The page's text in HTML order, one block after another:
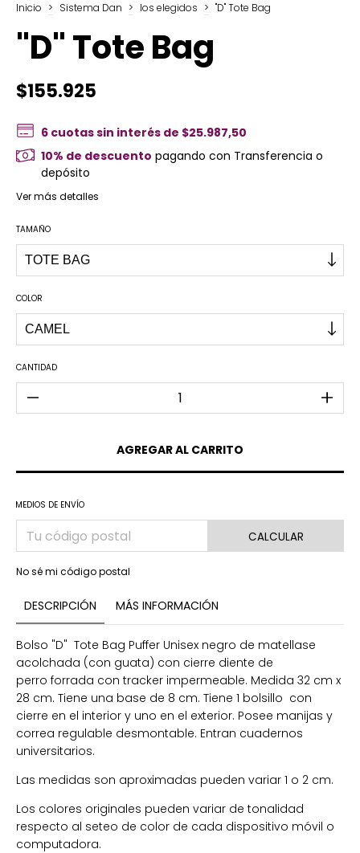
Inicio > Sistema Dan > los elegidos > "D" Tote Bag
"D" Tote Bag
$155.925
6 cuotas sin interés de $25.987,50
10% de descuento pagando con Transferencia o
depósito
Ver más detalles
TAMAÑO
COLOR
CANTIDAD
MEDIOS DE ENVÍO
CALCULAR
No sé mi código postal
DESCRIPCIÓN MÁS INFORMACIÓN
Bolso "D" Tote Bag Puffer Unisex negro de matellase
acolchada (con guata) con cierre diente de
perro forrada con tracker impermeable. Medida 32 cm x
28 cm. Tiene una base de 8 cm. Tiene 1 bolsillo con
cierre en el interior y uno en el exterior. Posee manijas y
correa regulable desmontable. Entran cuadernos
universitarios.
Las medidas son aproximadas pueden variar 1 o 2 cm.
Los colores originales pueden variar de tonalidad
respecto al seteo de color de cada dispositivo móvil o
computadora.